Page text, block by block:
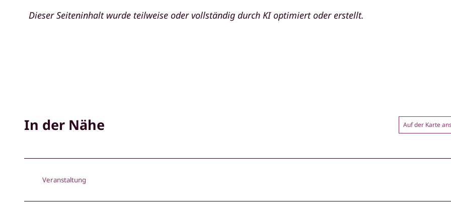
Dieser Seiteninhalt wurde teilweise oder vollständig durch KI optimiert oder erstellt.
In der Nähe Auf der Karte
Veranstaltung